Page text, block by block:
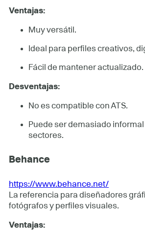
Ventajas:
Muy versátil.
Ideal para perfiles creativos,
Fácil de mantener actualizado.
Desventajas:
No es compatible con ATS.
Puede ser demasiado
sectores.
Behance
https://www.behance.net/
La referencia para diseñadores
fotógrafos y perfiles visuales.
Ventajas: